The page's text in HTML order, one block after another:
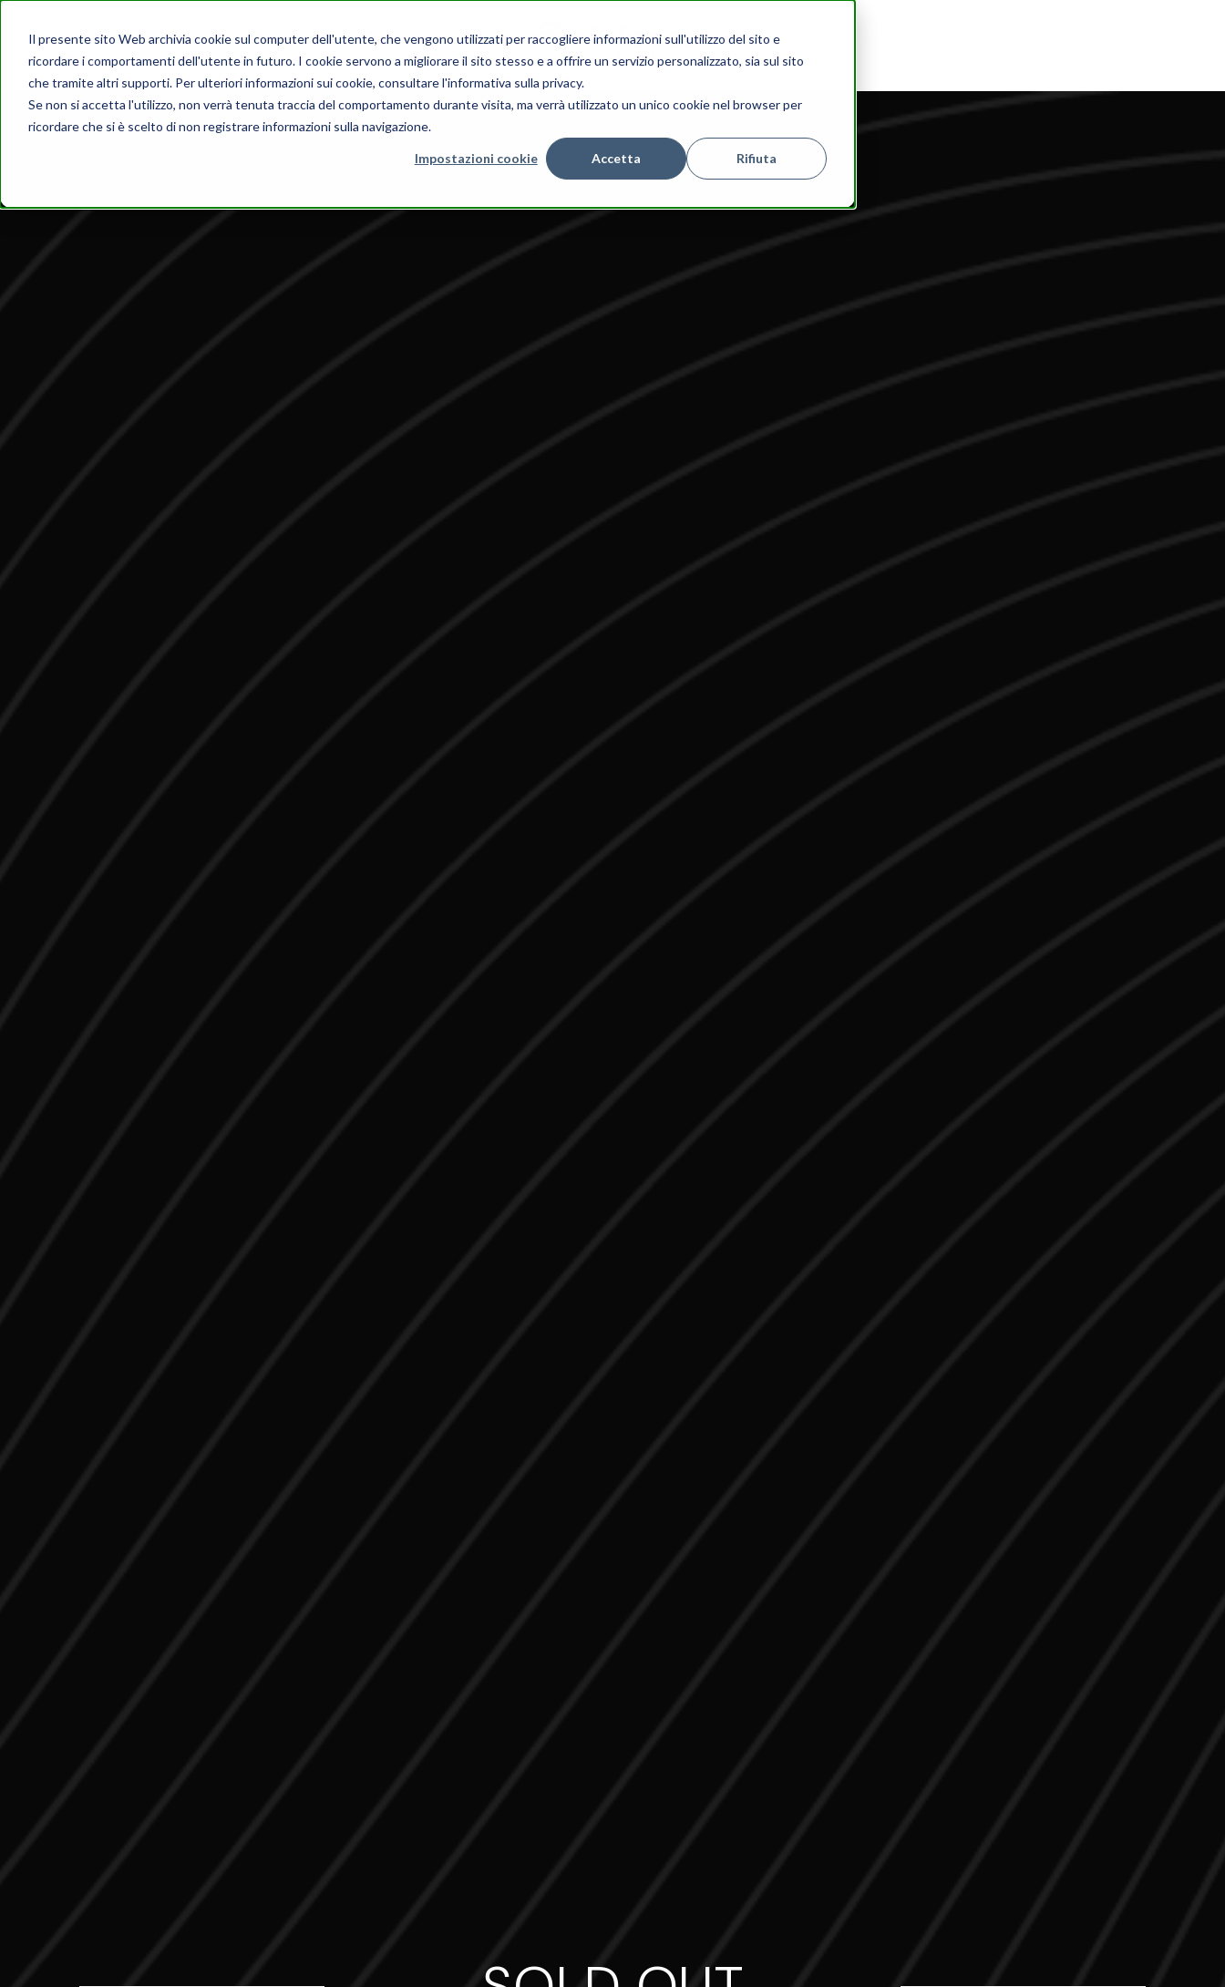
Il presente sito Web archivia cookie sul computer dell'utente, che vengono utilizzati per raccogliere informazioni sull'utilizzo del sito e
ricordare i comportamenti dell'utente in futuro. I cookie servono a migliorare il sito stesso e a offrire un servizio personalizzato, sia sul sito
che tramite altri supporti. Per ulteriori informazioni sui cookie, consultare l'informativa sulla privacy.
Se non si accetta l'utilizzo, non verrà tenuta traccia del comportamento durante visita, ma verrà utilizzato un unico cookie nel browser per
ricordare che si è scelto di non registrare informazioni sulla navigazione.
Impostazioni cookie Accetta Rifiuta